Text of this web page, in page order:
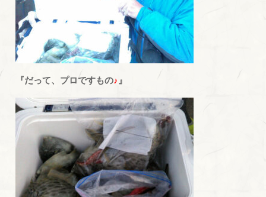
『だって、プロですもの♪ 』